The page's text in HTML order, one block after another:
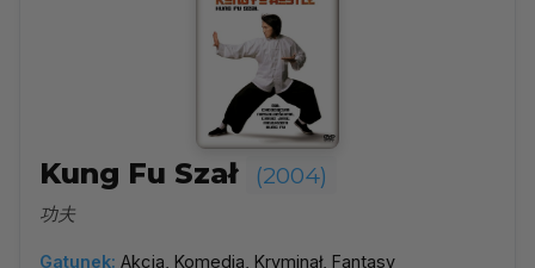
Kung Fu Szał (2004)
功夫
Gatunek: Akcja, Komedia, Kryminał, Fantasy